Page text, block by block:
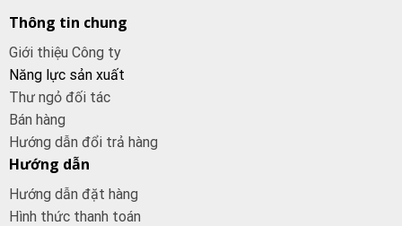
Thông tin chung
Giới thiệu Công ty
Năng lực sản xuất
Thư ngỏ đối tác
Bán hàng
Hướng dẫn đổi trả hàng
Hướng dẫn
Hướng dẫn đặt hàng
Hình thức thanh toán